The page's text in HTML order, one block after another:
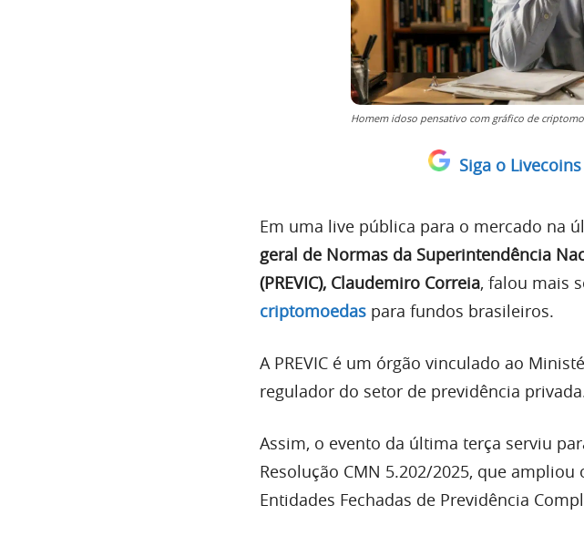
Homem idoso pensativo com gráfico de
Siga o
Em uma live pública para o mercado na
geral de Normas da Superintendência
(PREVIC), Claudemiro Correia, falou mais
criptomoedas para fundos brasileiros.
A PREVIC é um órgão vinculado ao
regulador do setor de previdência
Assim, o evento da última terça serviu
Resolução CMN 5.202/2025, que
Entidades Fechadas de Previdência